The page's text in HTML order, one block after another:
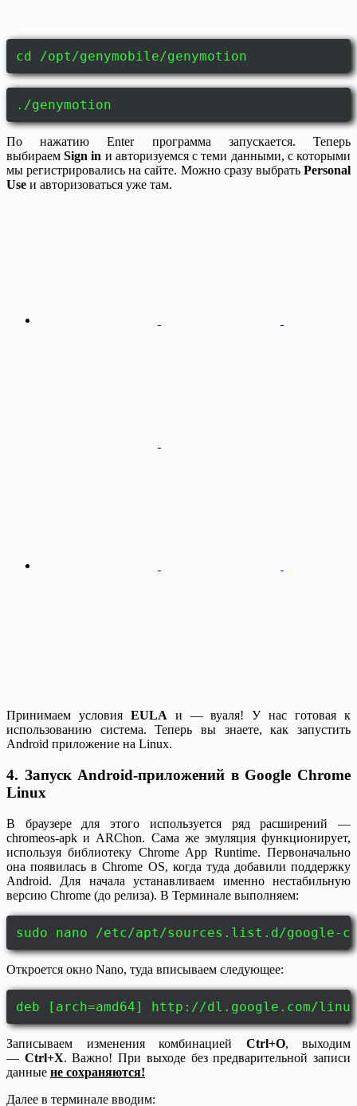
cd /opt/genymobile/genymotion
./genymotion
По нажатию Enter программа запускается. Теперь
выбираемSign in и авторизуемся с теми данными, с которыми
мы регистрировались на сайте. Можно сразу выбрать Personal
Use и авторизоваться уже там.
Принимаем условия EULA и — вуаля! У нас готовая к
использованию система. Теперь вы знаете, как запустить
Android приложение на Linux.
4. Запуск Android-приложений в Google Chrome
Linux
В браузере для этого используется ряд расширений —
chromeos-apk и ARChon. Сама же эмуляция функционирует,
используя библиотеку Chrome App Runtime. Первоначально
она появилась в Chrome OS, когда туда добавили поддержку
Android. Для начала устанавливаем именно нестабильную
версию Chrome (до релиза). В Терминале выполняем:
sudo nano /etc/apt/sources.list.d/google-
Откроется окно Nano, туда вписываем следующее:
deb [arch=amd64] http://dl.google.com/
Записываем изменения комбинацией Ctrl+O, выходим
— Ctrl+X. Важно! При выходе без предварительной записи
данные не сохраняются!
Далее в терминале вводим: